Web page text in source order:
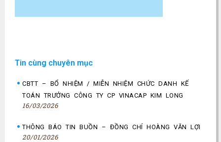
Tin cùng chuyên mục
CBTT – BỔ NHIỆM / MIỄN NHIỆM CHỨC DANH KẾ
TOÁN TRƯỞNG CÔNG TY CP VINACAP KIM LONG
16/03/2026
THÔNG BÁO TIN BUỒN – ĐỒNG CHÍ HOÀNG VĂN LỢI
20/01/2026